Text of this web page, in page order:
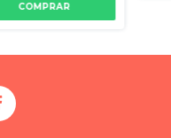
COMPRAR